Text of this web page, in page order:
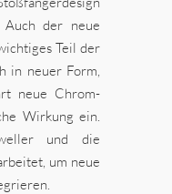
Auch der neue
Teil der
in neuer Form,
neue Chrom-
Wirkung ein.
und die
um neue